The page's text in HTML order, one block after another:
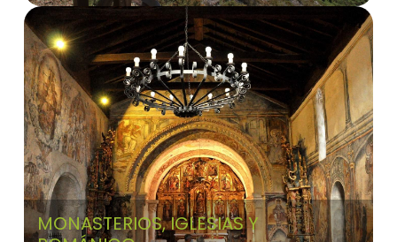
MONASTERIOS, IGLESIAS Y